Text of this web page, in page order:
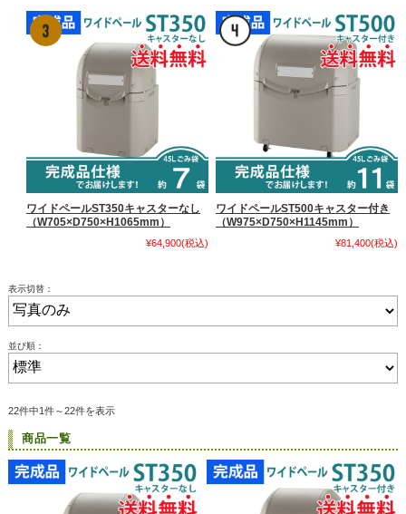
ワイドペールST350キャスターなし
（W705×D750×H1065mm）
¥64,900(税込)
ワイドペールST500キャスター付き
（W975×D750×H1145mm）
¥81,400(税込)
表示切替：
並び順：
22件中1件～22件を表示
商品一覧